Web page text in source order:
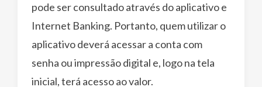
pode ser consultado através do aplicativo e
Internet Banking. Portanto, quem utilizar o
aplicativo deverá acessar a conta com
senha ou impressão digital e, logo na tela
inicial, terá acesso ao valor.